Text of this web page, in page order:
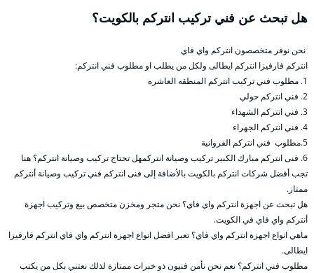
هل تبحث عن فني تركيب انتركم بالكويت؟
نحن نوفر متخصصون انتركم واي فاي
انتركم فارفيزا انتركم ايطالى ولكل من يطلب او مطلوب فني انتركم:
1. مطلوب فني تركيب انتركم المنطقه العاشره
2. فني انتركم حولي
3. فني انتركم الشهداء
4. فني انتركم الجهراء
5.مطلوب فني انتركم الفروانية
6. فنى انتركم مبارك الكبير تركيب وصيانة انتركمهل تحتاج تركيب وصيانة انتركم؟ هنا
تجب أفضل شركات انتركم بالكويت بالأضافة إلى فنى انتركم فني تركيب وصيانة أنتركم
ممتاز.
هل تبحث عن اجهزة انتركم واي فاي؟ نحن متجر ومخزن متخصص بيع وتركيب اجهزة
أنتركم واي فاي في الكويت.
ماهي انواع اجهزة انتركم واي فاي؟ تعبر افضل انواع اجهزة انتركم واي فاي انتركم فارفيزا
ايطالى.
مطلوب فني انتركم؟ نعم نحن نأمن فنيون ذو خبرات ممتازة لذلك نعتني بكل من يكتب